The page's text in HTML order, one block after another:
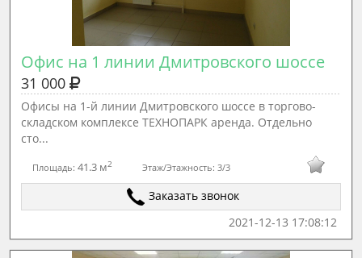
Офис на 1 линии Дмитровского шоссе
31 000
Офисы на 1-й линии Дмитровского шоссе в торгово-
складском комплексе ТЕХНОПАРК аренда. Отдельно
сто...
Площадь: 41.3 м2 Этаж/Этажность: 3/3
Заказать звонок
2021-12-13 17:08:12